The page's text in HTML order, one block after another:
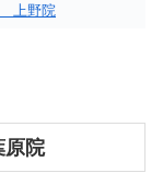
上野院
院